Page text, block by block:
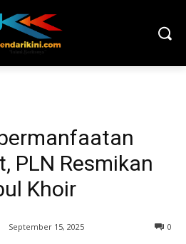
PLN Resmikan
Khoir
September 15, 2025 0